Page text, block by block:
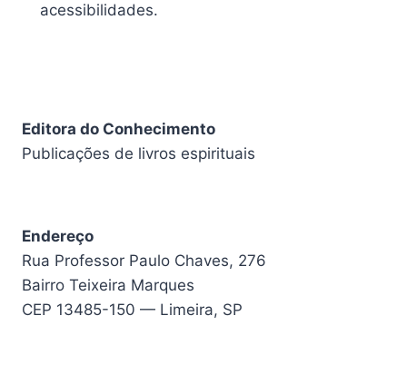
acessibilidades.
Editora do Conhecimento
Publicações de livros espirituais
Endereço
Rua Professor Paulo Chaves, 276
Bairro Teixeira Marques
CEP 13485-150 — Limeira, SP